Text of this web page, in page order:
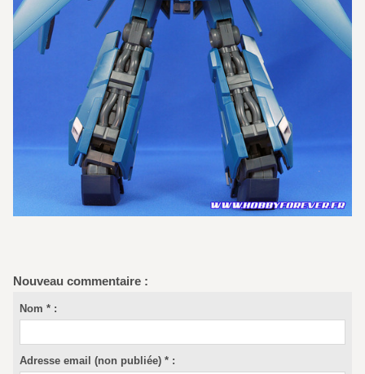
Nouveau commentaire :
Nom * :
Adresse email (non publiée) * :